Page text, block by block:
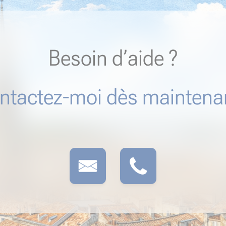
Besoin d’aide ?
moi dès